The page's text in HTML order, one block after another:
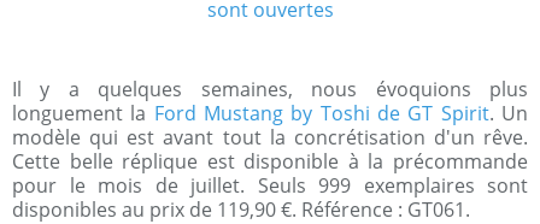
Il y a quelques semaines, nous évoquions plus
longuement la Ford Mustang by Toshi de GT Spirit. Un
modèle qui est avant tout la concrétisation d'un rêve.
Cette belle réplique est disponible à la précommande
pour le mois de juillet. Seuls 999 exemplaires sont
disponibles au prix de 119,90 €. Référence : GT061.